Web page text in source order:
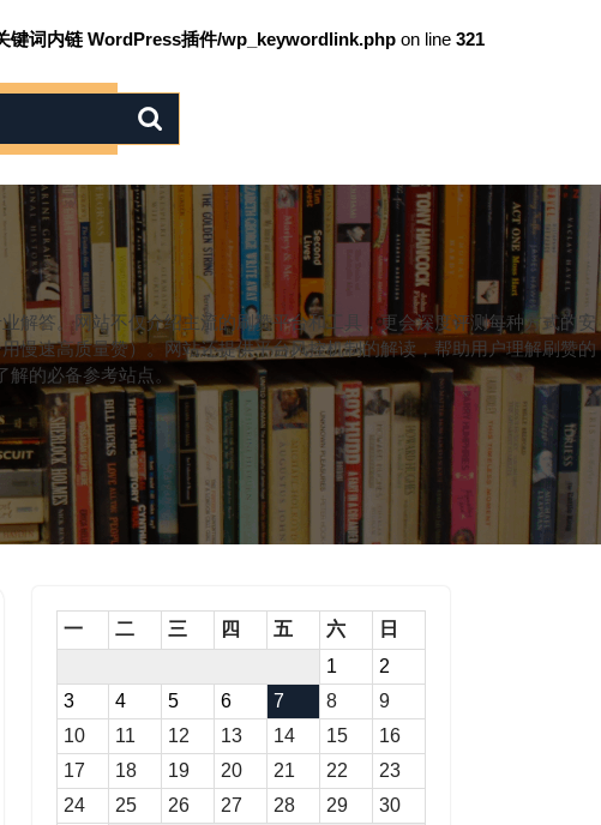
词内链 WordPress插件/wp_keywordlink.php on line 321
解答。网站不仅介绍主流的刷赞平台和工具，更会深度评测每种方式的安
慢速高质量赞）。网站还提供平台风控机制的解读，帮助用户理解刷赞的
解的必备参考站点。
一 二 三 四 五 六
日
1
2
3
4 5 6 7 8
9
10
11 12 13 14 15
16
17
18 19 20 21 22
23
24
25 26 27 28 29
30